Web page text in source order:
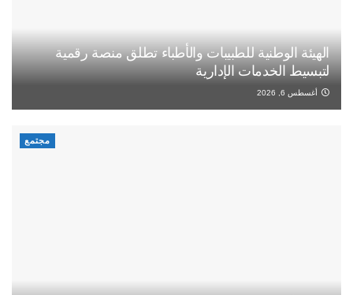
الهيئة الوطنية للطبيبات والأطباء تطلق منصة رقمية
لتبسيط الخدمات الإدارية
أغسطس 6, 2026
مجتمع